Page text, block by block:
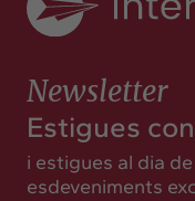
Newsletter
Estigues
i estigues al dia
esdeveniments